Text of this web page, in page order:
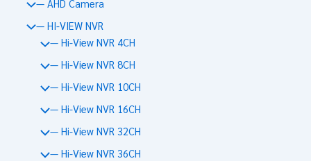
— AHD Camera
— HI-VIEW NVR
— Hi-View NVR 4CH
— Hi-View NVR 8CH
— Hi-View NVR 10CH
— Hi-View NVR 16CH
— Hi-View NVR 32CH
— Hi-View NVR 36CH